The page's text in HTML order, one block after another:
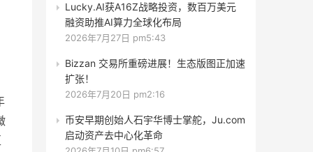
Lucky.AI获A16Z战略投资，数百万美元
融资助推AI算力全球化布局
2026年7月27日 pm5:43
Bizzan 交易所重磅进展！生态版图正加速
扩张！
2026年7月20日 pm2:16
币安早期创始人石宇华博士掌舵，Ju.com
启动资产去中心化革命